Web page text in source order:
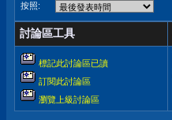
按照:
討論區工具
標記此討論區已讀
訂閱此討論區
瀏覽上級討論區